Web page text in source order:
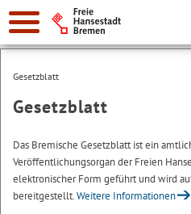
Suche:
Gesetzblatt
Gesetzblatt
Das Bremische Gesetzblatt ist ein
Veröffentlichungsorgan der Freien
elektronischer Form geführt und wird
bereitgestellt.Weitere Informationen